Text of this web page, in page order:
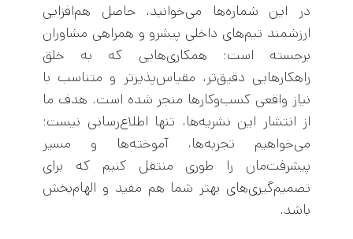
در این شماره‌ها می‌خوانید، حاصل هم‌افزایی
ارزشمند تیم‌های داخلی پیشرو و همراهی مشاوران
برجسته است؛ همکاری‌هایی که به خلق
راهکارهایی دقیق‌تر، مقیاس‌پذیرتر و متناسب با
نیاز واقعی کسب‌وکارها منجر شده است. هدف ما
از انتشار این نشریه‌ها، تنها اطلاع‌رسانی نیست؛
می‌خواهیم تجربه‌ها، آموخته‌ها و مسیر
پیشرفت‌مان را طوری منتقل کنیم که برای
تصمیم‌گیری‌های بهتر شما هم مفید و الهام‌بخش
باشد.